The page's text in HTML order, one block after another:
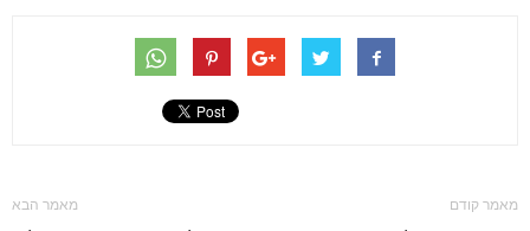
מאמר קודם מאמר הבא